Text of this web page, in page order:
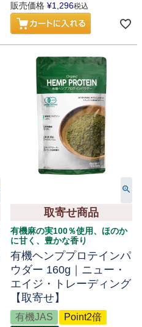
販売価格 ¥1,296税込
取寄せ商品
有機麻の実100％使用、ほのか
に甘く、豊かな香り
有機ヘンププロテインパ
ウダー 160g｜ニュー・
エイジ・トレーディング
【取寄せ】
有機JAS
Point2倍